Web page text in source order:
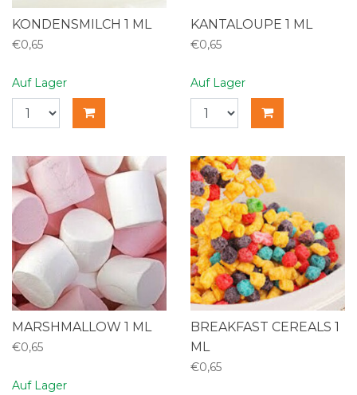
KONDENSMILCH 1 ML
€0,65
Auf Lager
KANTALOUPE 1 ML
€0,65
Auf Lager
MARSHMALLOW 1 ML
€0,65
Auf Lager
BREAKFAST CEREALS 1
ML
€0,65